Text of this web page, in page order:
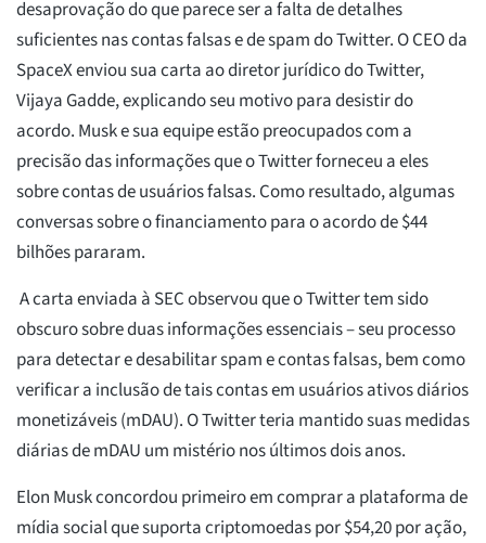
desaprovação do que parece ser a falta de detalhes
suficientes nas contas falsas e de spam do Twitter. O CEO da
SpaceX enviou sua carta ao diretor jurídico do Twitter,
Vijaya Gadde, explicando seu motivo para desistir do
acordo. Musk e sua equipe estão preocupados com a
precisão das informações que o Twitter forneceu a eles
sobre contas de usuários falsas. Como resultado, algumas
conversas sobre o financiamento para o acordo de $44
bilhões pararam.
A carta enviada à SEC observou que o Twitter tem sido
obscuro sobre duas informações essenciais – seu processo
para detectar e desabilitar spam e contas falsas, bem como
verificar a inclusão de tais contas em usuários ativos diários
monetizáveis (mDAU). O Twitter teria mantido suas medidas
diárias de mDAU um mistério nos últimos dois anos.
Elon Musk concordou primeiro em comprar a plataforma de
mídia social que suporta criptomoedas por $54,20 por ação,